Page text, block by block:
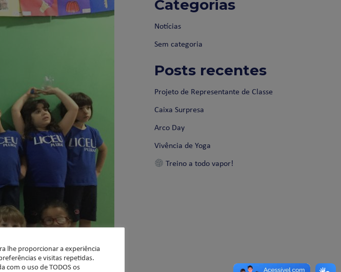
Categorias
Notícias
Sem categoria
Posts recentes
Projeto de Representante de Classe
Caixa Surpresa
Arco Day
Vivência de Yoga
Treino a todo vapor!
lhe proporcionar a experiência
e visitas repetidas.
com o uso de TODOS os